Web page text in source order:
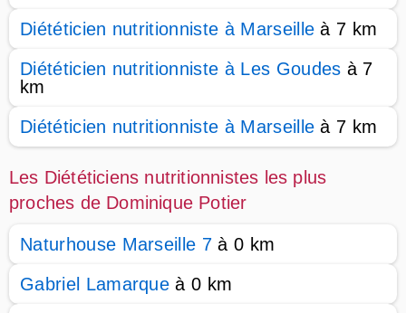
Diététicien nutritionniste à Marseille à 7 km
Diététicien nutritionniste à Les Goudes à 7
km
Diététicien nutritionniste à Marseille à 7 km
Les Diététiciens nutritionnistes les plus
proches de Dominique Potier
Naturhouse Marseille 7 à 0 km
Gabriel Lamarque à 0 km